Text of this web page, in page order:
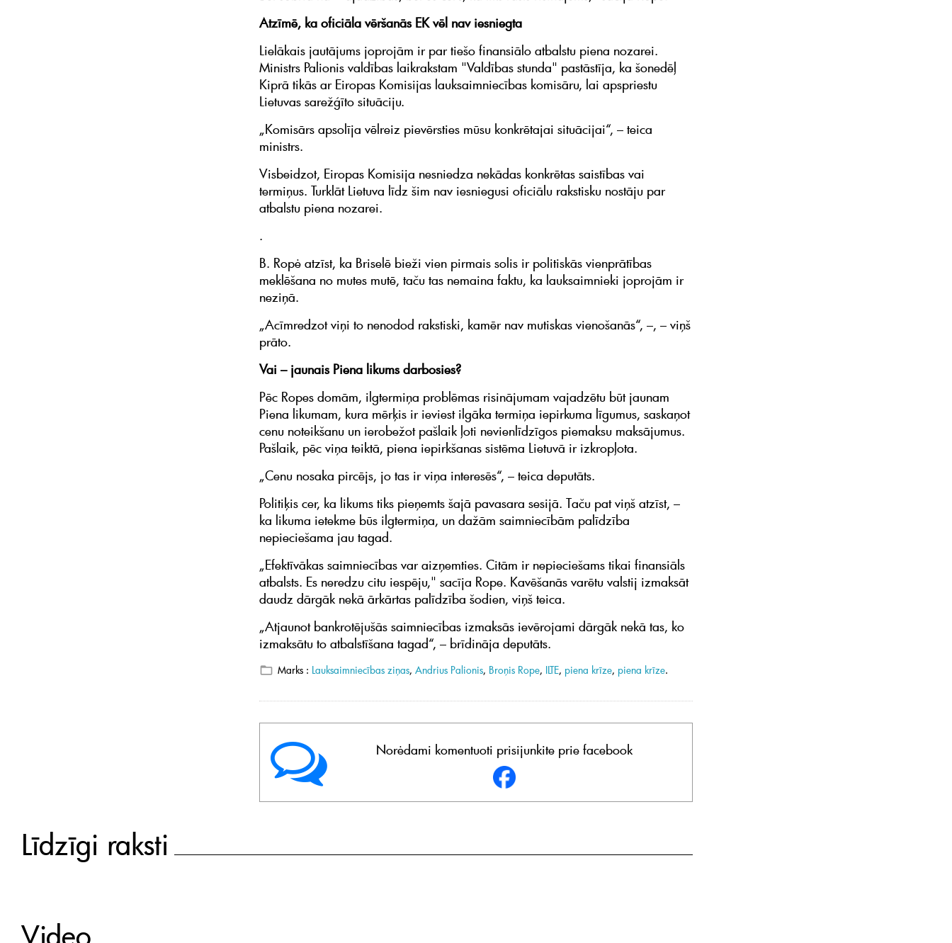
Atzīmē, ka oficiāla vēršanās EK vēl nav iesniegta
Lielākais jautājums joprojām ir par tiešo finansiālo atbalstu piena nozarei.
Ministrs Palionis valdības laikrakstam "Valdības stunda" pastāstīja, ka šonedēļ
Kiprā tikās ar Eiropas Komisijas lauksaimniecības komisāru, lai apspriestu
Lietuvas sarežģīto situāciju.
„Komisārs apsolīja vēlreiz pievērsties mūsu konkrētajai situācijai“, – teica
ministrs.
Visbeidzot, Eiropas Komisija nesniedza nekādas konkrētas saistības vai
termiņus. Turklāt Lietuva līdz šim nav iesniegusi oficiālu rakstisku nostāju par
atbalstu piena nozarei.
.
B. Ropė atzīst, ka Briselē bieži vien pirmais solis ir politiskās vienprātības
meklēšana no mutes mutē, taču tas nemaina faktu, ka lauksaimnieki joprojām ir
neziņā.
„Acīmredzot viņi to nenodod rakstiski, kamēr nav mutiskas vienošanās“, –, – viņš
prāto.
Vai – jaunais Piena likums darbosies?
Pēc Ropes domām, ilgtermiņa problēmas risinājumam vajadzētu būt jaunam
Piena likumam, kura mērķis ir ieviest ilgāka termiņa iepirkuma līgumus, saskaņot
cenu noteikšanu un ierobežot pašlaik ļoti nevienlīdzīgos piemaksu maksājumus.
Pašlaik, pēc viņa teiktā, piena iepirkšanas sistēma Lietuvā ir izkropļota.
„Cenu nosaka pircējs, jo tas ir viņa interesēs“, – teica deputāts.
Politiķis cer, ka likums tiks pieņemts šajā pavasara sesijā. Taču pat viņš atzīst, –
ka likuma ietekme būs ilgtermiņa, un dažām saimniecībām palīdzība
nepieciešama jau tagad.
„Efektīvākas saimniecības var aizņemties. Citām ir nepieciešams tikai finansiāls
atbalsts. Es neredzu citu iespēju," sacīja Rope. Kavēšanās varētu valstij izmaksāt
daudz dārgāk nekā ārkārtas palīdzība šodien, viņš teica.
„Atjaunot bankrotējušās saimniecības izmaksās ievērojami dārgāk nekā tas, ko
izmaksātu to atbalstīšana tagad“, – brīdināja deputāts.
Marks : Lauksaimniecības ziņas, Andrius Palionis, Broņis Rope, ILTE, piena krīze, piena krīze.
Norėdami komentuoti prisijunkite prie facebook
Līdzīgi raksti